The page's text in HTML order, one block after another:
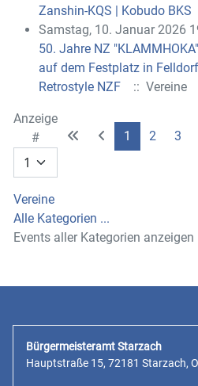
Zanshin-KQS | Kobudo BKS
Samstag, 10. Januar 2026
50. Jahre NZ
auf dem Festplatz in
Retrostyle NZF
:: Vereine
Limite der Paginierungsliste
Anzeige
#
1 2 3
Vereine
Alle Kategorien ...
Events aller Kategorien anzeigen
Bürgermeisteramt Starzach
Hauptstraße 15, 72181 Starzach,